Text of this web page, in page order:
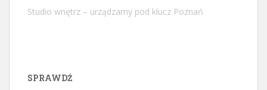
Studio wnętrz – urządzamy pod klucz Poznań
SPRAWDŹ